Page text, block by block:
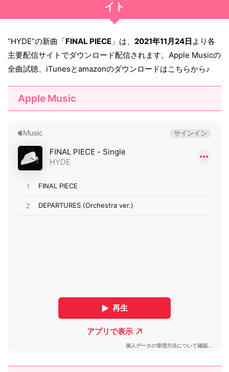
イト
“HYDE”の新曲「FINAL PIECE 」は、 2021年11月24日 より各
主要配信サイトでダウンロード配信されます。Apple Musicの
全曲試聴、iTunesとamazonのダウンロードはこちらから♪
Apple Music